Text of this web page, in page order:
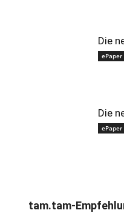
Die
ePaper
Die
ePaper
tam.tam-